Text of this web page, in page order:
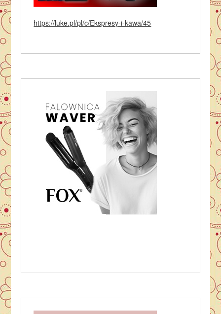
https://luke.pl/pl/c/Ekspresy-i-kawa/45